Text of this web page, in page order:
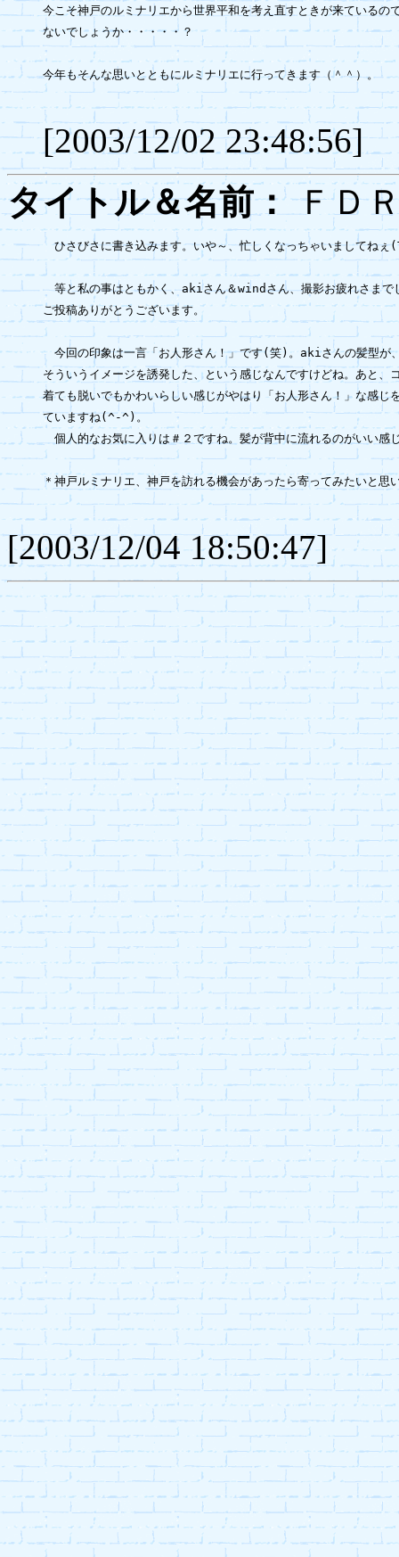
今こそ神戸のルミナリエから世界平和を考え直すときが来ているの
ないでしょうか・・・・・？
今年もそんな思いとともにルミナリエに行ってきます（＾＾）。
[2003/12/02 23:48:56]
タイトル＆名前：ＦＤ
ひさびさに書き込みます。いや～、忙しくなっちゃいましてねぇ
等と私の事はともかく、akiさん＆windさん、撮影お疲れさまで
ご投稿ありがとうございます。
今回の印象は一言「お人形さん！」です(笑)。akiさんの髪型が
そういうイメージを誘発した、という感じなんですけどね。あと、
着ても脱いでもかわいらしい感じがやはり「お人形さん！」な感じ
ていますね(^-^)。
個人的なお気に入りは＃２ですね。髪が背中に流れるのがいい感
＊神戸ルミナリエ、神戸を訪れる機会があったら寄ってみたいと思
[2003/12/04 18:50:47]